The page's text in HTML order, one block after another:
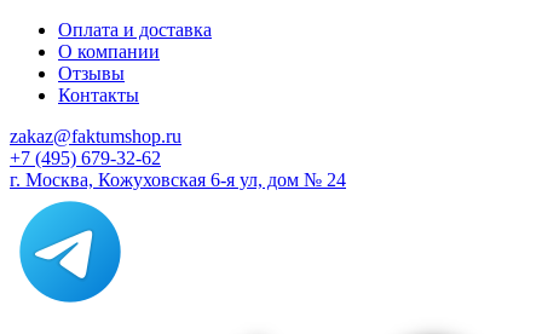
Оплата и доставка
О компании
Отзывы
Контакты
zakaz@faktumshop.ru
+7 (495) 679-32-62
г. Москва, Кожуховская 6-я ул, дом № 24